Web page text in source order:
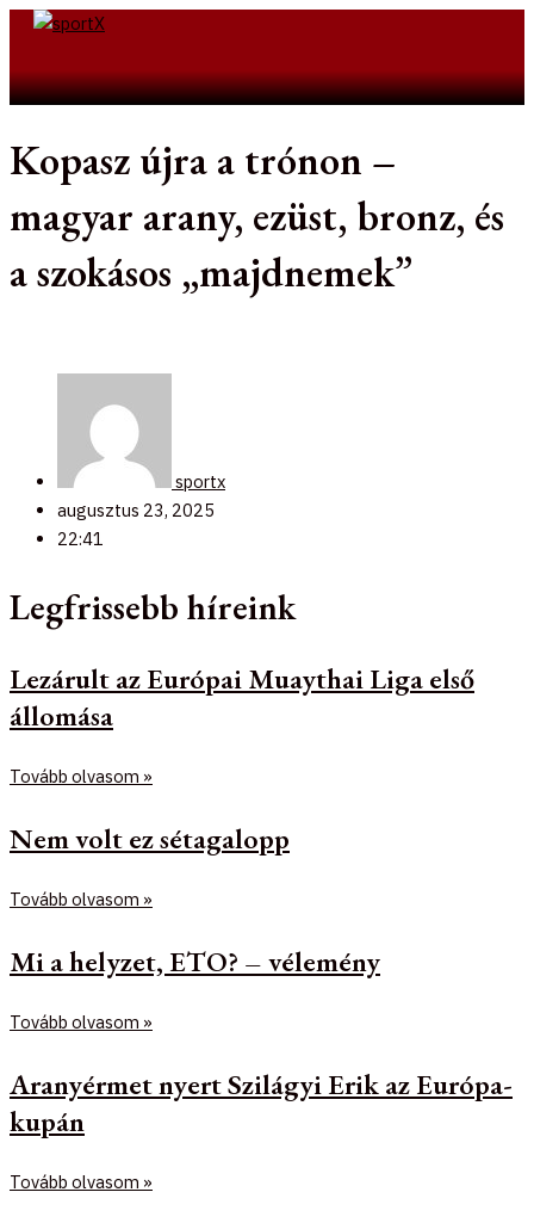
Skip
Kopasz újra a trónon –
magyar arany, ezüst, bronz, és
a szokásos „majdnemek”
sportx
augusztus 23, 2025
22:41
Legfrissebb híreink
Lezárult az Európai Muaythai Liga első
állomása
Tovább olvasom »
Nem volt ez sétagalopp
Tovább olvasom »
Mi a helyzet, ETO? – vélemény
Tovább olvasom »
Aranyérmet nyert Szilágyi Erik az Európa-
kupán
Tovább olvasom »